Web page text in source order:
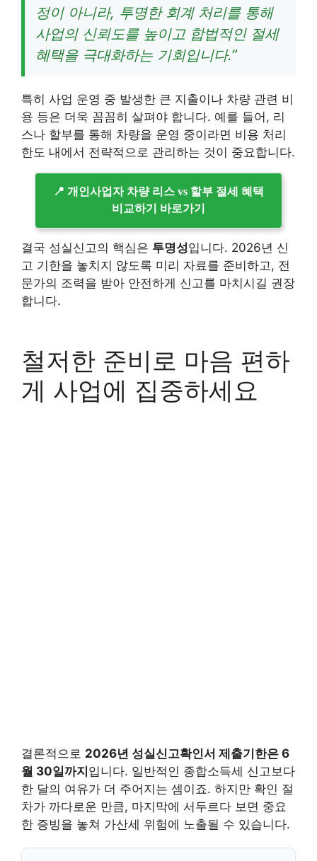
정이 아니라, 투명한 회계 처리를 통해
사업의 신뢰도를 높이고 합법적인 절세
혜택을 극대화하는 기회입니다.”
특히 사업 운영 중 발생한 큰 지출이나 차량 관련 비
용 등은 더욱 꼼꼼히 살펴야 합니다. 예를 들어, 리
스나 할부를 통해 차량을 운영 중이라면 비용 처리
한도 내에서 전략적으로 관리하는 것이 중요합니다.
📍 개인사업자 차량 리스 vs 할부 절세 혜택
비교하기 바로가기
결국 성실신고의 핵심은 투명성입니다. 2026년 신
고 기한을 놓치지 않도록 미리 자료를 준비하고, 전
문가의 조력을 받아 안전하게 신고를 마치시길 권장
합니다.
철저한 준비로 마음 편하
게 사업에 집중하세요
결론적으로 2026년 성실신고확인서 제출기한은 6
월 30일까지 입니다. 일반적인 종합소득세 신고보다
한 달의 여유가 더 주어지는 셈이죠. 하지만 확인 절
차가 까다로운 만큼, 마지막에 서두르다 보면 중요
한 증빙을 놓쳐 가산세 위험에 노출될 수 있습니다.